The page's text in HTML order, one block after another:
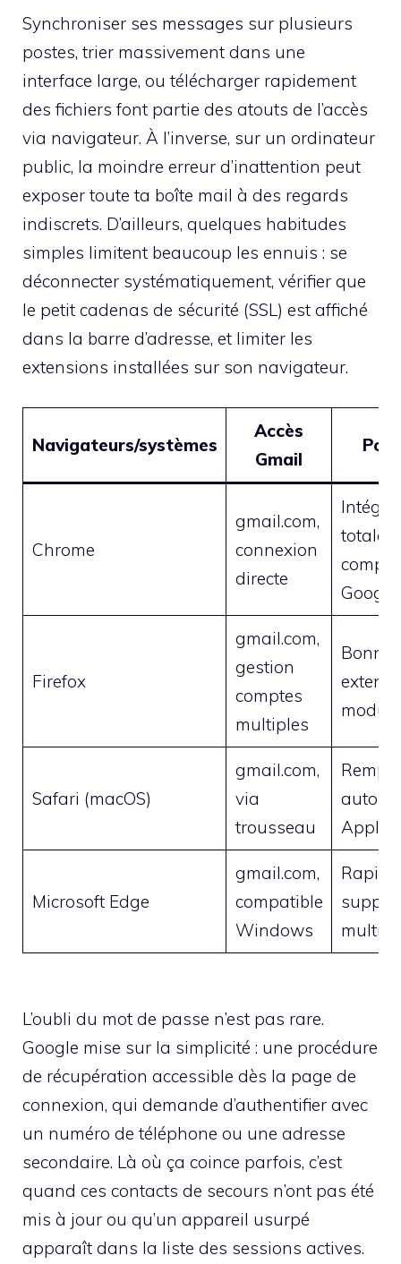
Synchroniser ses messages sur plusieurs
postes, trier massivement dans une
interface large, ou télécharger rapidement
des fichiers font partie des atouts de l’accès
via navigateur. À l’inverse, sur un ordinateur
public, la moindre erreur d’inattention peut
exposer toute ta boîte mail à des regards
indiscrets. D’ailleurs, quelques habitudes
simples limitent beaucoup les ennuis : se
déconnecter systématiquement, vérifier que
le petit cadenas de sécurité (SSL) est affiché
dans la barre d’adresse, et limiter les
extensions installées sur son navigateur.
Navigateurs/systèmes
Accès
Gmail
Chrome
gmail.com,
connexion
directe
totale
Google
Firefox
gmail.com,
gestion
comptes
multiples
Bonne
Safari (macOS)
gmail.com,
via
trousseau
Apple
Microsoft Edge
gmail.com,
compatible
Windows
L’oubli du mot de passe n’est pas rare.
Google mise sur la simplicité : une procédure
de récupération accessible dès la page de
connexion, qui demande d’authentifier avec
un numéro de téléphone ou une adresse
secondaire. Là où ça coince parfois, c’est
quand ces contacts de secours n’ont pas été
mis à jour ou qu’un appareil usurpé
apparaît dans la liste des sessions actives.